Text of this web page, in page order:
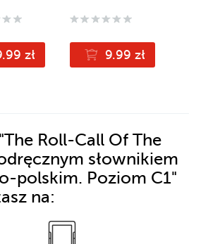
zł
Poziom B1
9.99 zł
"The Roll-Call Of The
słownikiem
polskim. Poziom C1"
na: